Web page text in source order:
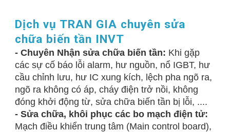
Dịch vụ TRAN GIA chuyên sửa
chữa biến tần INVT
- Chuyên Nhận sửa chữa biến tần: Khi gặp
các sự cố báo lỗi alarm, hư nguồn, nổ IGBT, hư
cầu chỉnh lưu, hư IC xung kích, lệch pha ngõ ra,
ngõ ra không có áp, cháy điện trở nồi, không
đóng khởi động từ, sửa chữa biến tần bị lỗi, ....
- Sửa chữa, khôi phục các bo mạch điện tử:
Mạch điều khiển trung tâm (Main control board),